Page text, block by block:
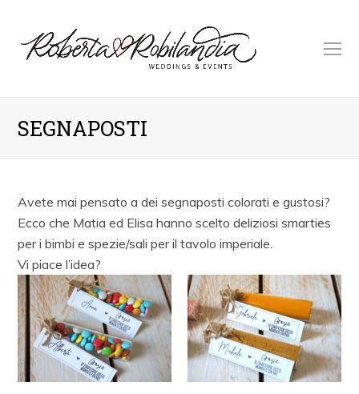
SEGNAPOSTI
Avete mai pensato a dei segnaposti colorati e gustosi?
Ecco che Matia ed Elisa hanno scelto deliziosi smarties
per i bimbi e spezie/sali per il tavolo imperiale.
Vi piace l’idea?